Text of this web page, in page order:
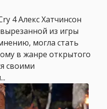
4 Алекс Хатчинсон
из игры
могла стать
в жанре открытого
своими